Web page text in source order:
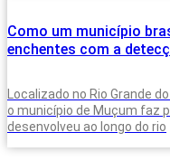
Como um município
enchentes com a
Localizado no Rio Grande
o município de Muçum faz
desenvolveu ao longo do rio